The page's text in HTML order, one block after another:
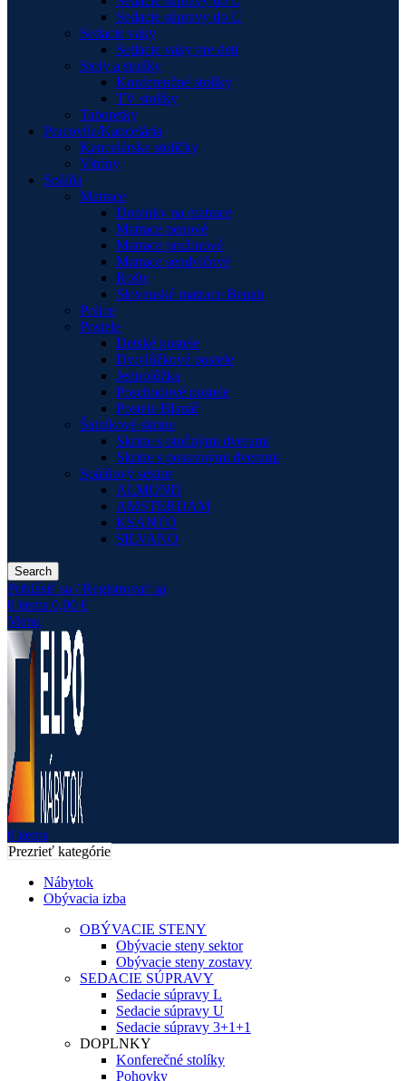
Sedacie súpravy do U
Sedacie vaky
Sedacie vaky pre deti
Stoly a stolíky
Konferenčné stolíky
TV stolíky
Taburetky
Pracovňa/Kancelária
Kancelárske stoličky
Vitríny
Spálňa
Matrace
Doplnky na matrace
Matrace penové
Matrace pružinové
Matrace sendvičové
Rošty
Slovenské matrace Benab
Police
Postele
Detské postele
Dvojlôžkové postele
Jednolôžka
Poschodové postele
Postele Blanář
Šatníkové skrine
Skrine s otočnými dverami
Skrine s posuvnými dverami
Spálňový sektor
ALMOND
AMSTERDAM
KSANTO
SILVANO
Search
Prihlásiť sa / Registrovať sa
0 items 0,00 €
Menu
0 items
Prezrieť kategórie
Nábytok
Obývacia izba
OBÝVACIE STENY
Obývacie steny sektor
Obývacie steny zostavy
SEDACIE SÚPRAVY
Sedacie súpravy L
Sedacie súpravy U
Sedacie súpravy 3+1+1
DOPLNKY
Konferečné stolíky
Pohovky